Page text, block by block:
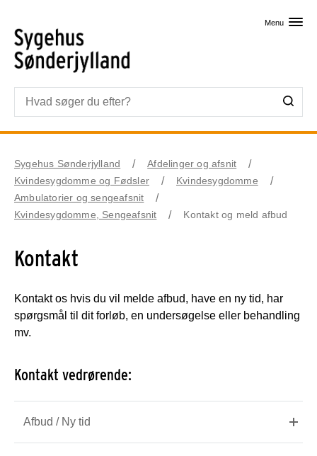
Menu
Sygehus Sønderjylland
Afdelinger og afsnit
Kvindesygdomme og Fødsler
Kvindesygdomme
Ambulatorier og sengeafsnit
Kvindesygdomme, Sengeafsnit
Kontakt og meld afbud
Kontakt
Kontakt os hvis du vil melde afbud, have en ny tid, har
spørgsmål til dit forløb, en undersøgelse eller behandling
mv.
Kontakt vedrørende:
Afbud / Ny tid